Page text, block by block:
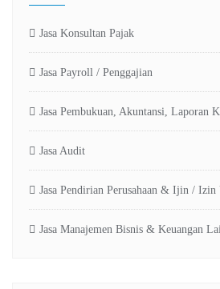
Jasa Konsultan Pajak
Jasa Payroll / Penggajian
Jasa Pembukuan, Akuntansi, Laporan
Jasa Audit
Jasa Pendirian Perusahaan & Ijin / Izin
Jasa Manajemen Bisnis & Keuangan